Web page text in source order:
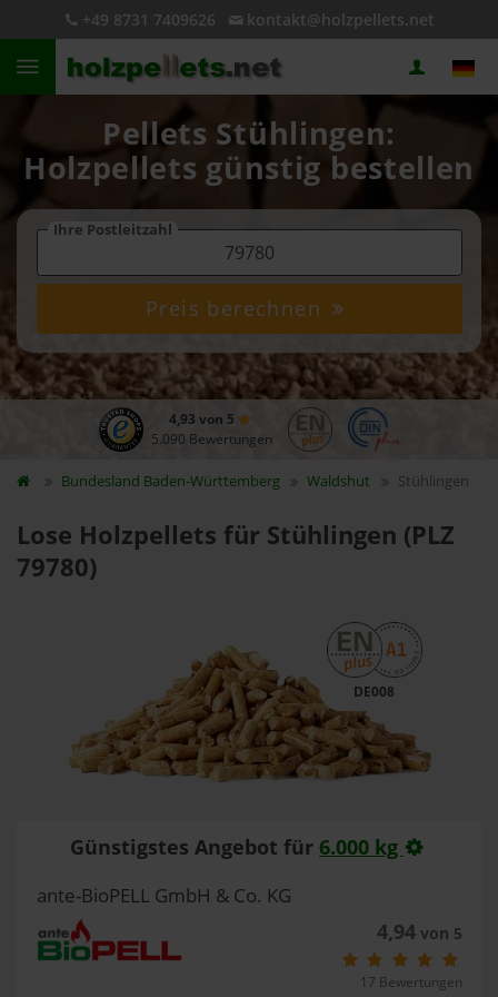
+49 8731 7409626 kontakt@holzpellets.net
Pellets Stühlingen:
Holzpellets günstig bestellen
Ihre Postleitzahl
Preis berechnen
4,93 von 5
5.090 Bewertungen
Bundesland Baden-Württemberg Waldshut Stühlingen
Lose Holzpellets für Stühlingen (PLZ
79780)
DE008
Günstigstes Angebot für 6.000 kg
ante-BioPELL GmbH & Co. KG
4,94von 5
17 Bewertungen